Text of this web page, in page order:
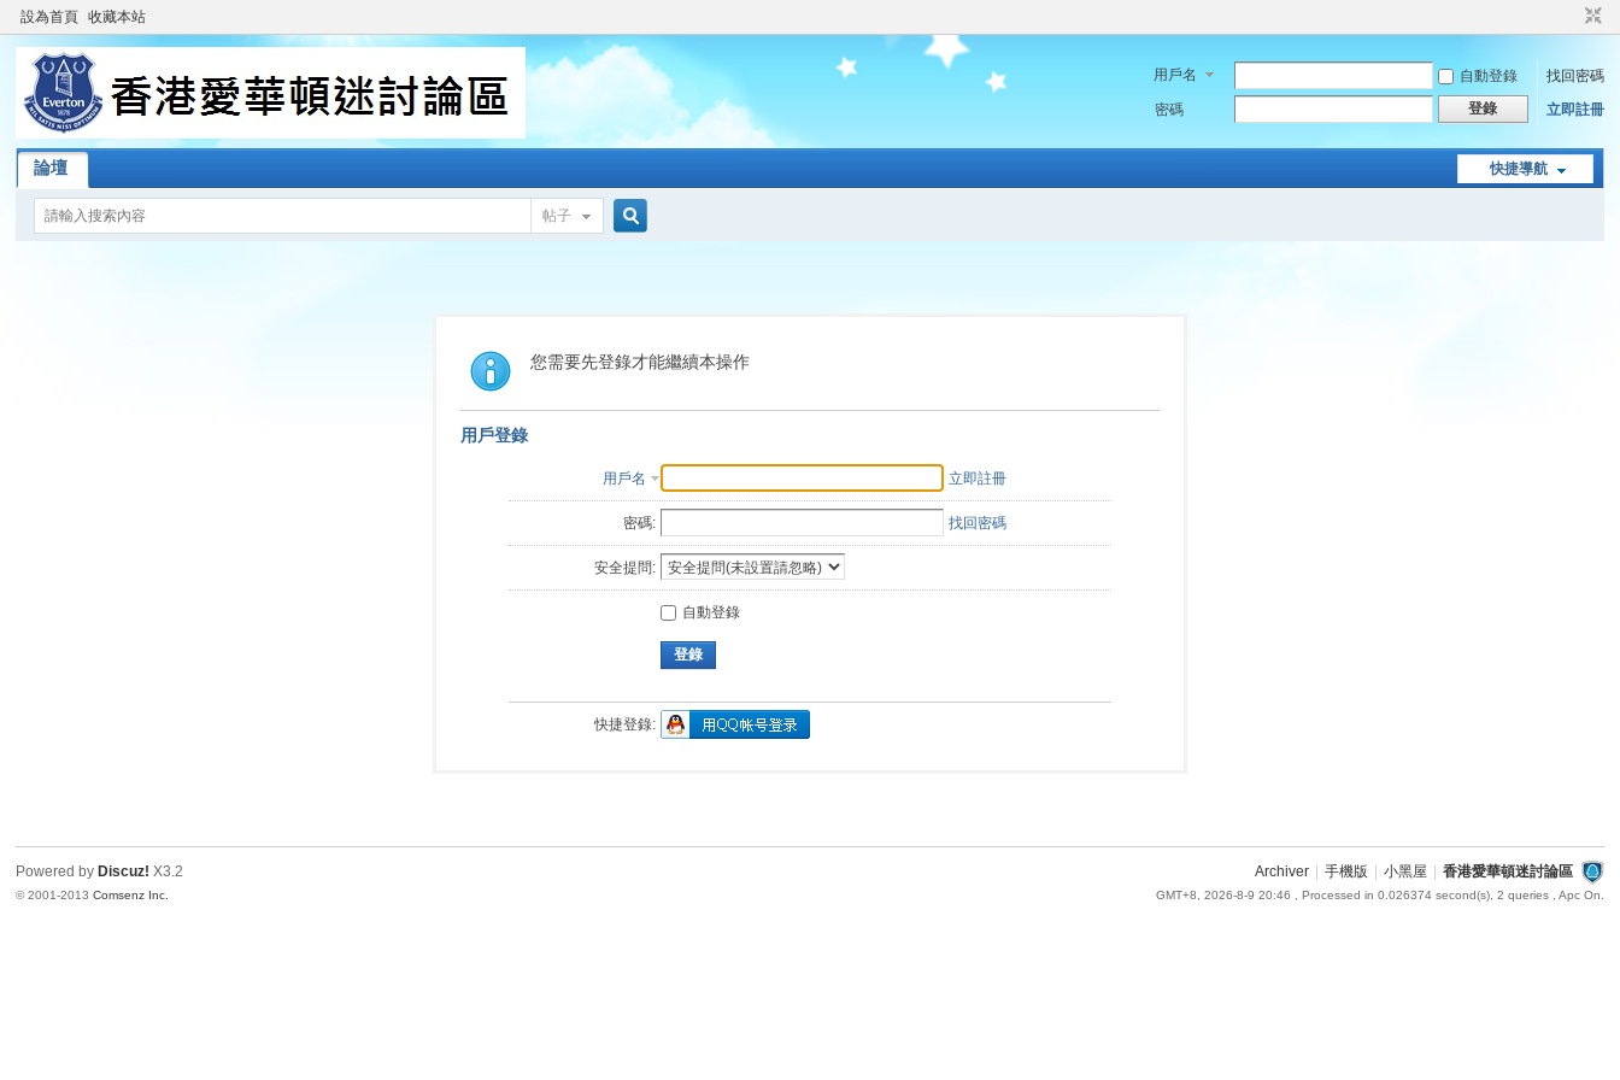
設為首頁 收藏本站
用戶名 自動登錄
找回密碼
密碼
登錄 立即註冊
快捷導航
論壇
帖子
索
您需要先登錄才能繼續本操作
用戶登錄
用戶名 立即註冊
密碼: 找回密碼
安全提問:
自動登錄
登錄
快捷登錄:
Archiver 手機版 小黑屋 香港愛華頓迷討論區
GMT+8, 2026-8-9 20:46 , Processed in 0.026374 second(s), 2 queries , Apc On.
Powered by Discuz! X3.2
© 2001-2013Comsenz Inc.